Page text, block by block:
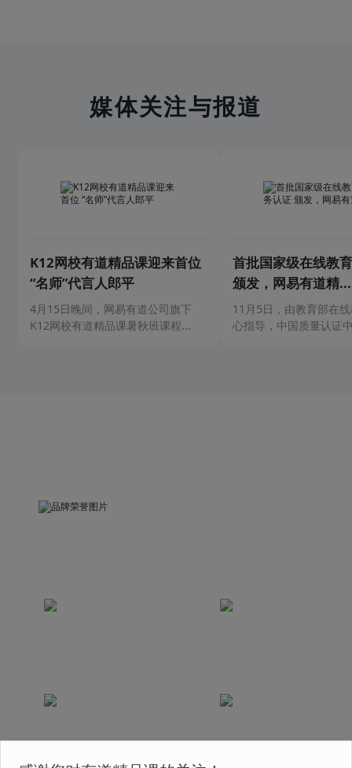
媒体关注与报道
K12网校有道精品课迎来首位
“名师”代言人郎平
4月15日晚间，网易有道公司旗下
K12网校有道精品课暑秋班课程...
首批国家级在线教
颁发，网易有道精...
11月5日，由教育部在
心指导，中国质量认证